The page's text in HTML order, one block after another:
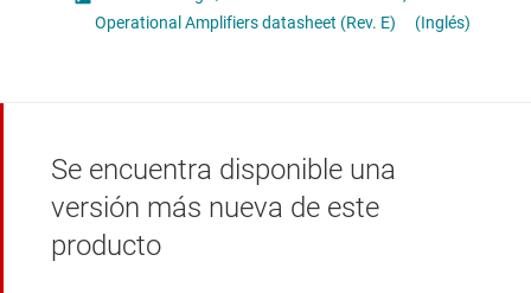
Operational Amplifiers datasheet (Rev. E)
(Inglés)
Se encuentra disponible una
versión más nueva de este
producto